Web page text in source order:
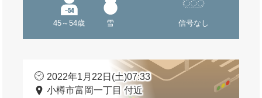
45～54歳 雪 信号なし
2022年1月22日(土)07:33
小樽市富岡一丁目 付近